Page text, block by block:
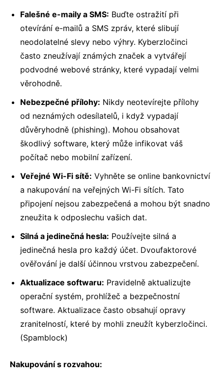
Falešné e-maily a SMS: Buďte ostražití při
otevírání e-mailů a SMS zpráv, které slibují
neodolatelné slevy nebo výhry. Kyberzločinci
často zneužívají známých značek a vytvářejí
podvodné webové stránky, které vypadají velmi
věrohodně.
Nebezpečné přílohy: Nikdy neotevírejte přílohy
od neznámých odesílatelů, i když vypadají
důvěryhodně (phishing). Mohou obsahovat
škodlivý software, který může infikovat váš
počítač nebo mobilní zařízení.
Veřejné Wi-Fi sítě: Vyhněte se online bankovnictví
a nakupování na veřejných Wi-Fi sítích. Tato
připojení nejsou zabezpečená a mohou být snadno
zneužita k odposlechu vašich dat.
Silná a jedinečná hesla: Používejte silná a
jedinečná hesla pro každý účet. Dvoufaktorové
ověřování je další účinnou vrstvou zabezpečení.
Aktualizace softwaru: Pravidelně aktualizujte
operační systém, prohlížeč a bezpečnostní
software. Aktualizace často obsahují opravy
zranitelností, které by mohli zneužít kyberzločinci.
(Spamblock)
Nakupování s rozvahou: